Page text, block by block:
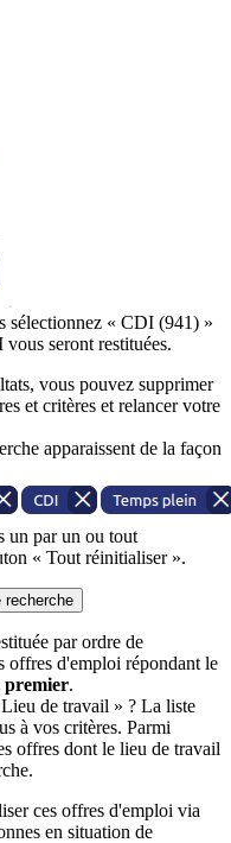
sélectionnez « CDI (941) »
seront restituées.
vous pouvez supprimer
et critères et relancer votre
apparaissent de la façon
un par un ou tout
« Tout réinitialiser ».
recherche
par ordre de
offres d'emploi répondant le
premier.
de travail » ? La liste
à vos critères. Parmi
offres dont le lieu de travail
ces offres d'emploi via
en situation de